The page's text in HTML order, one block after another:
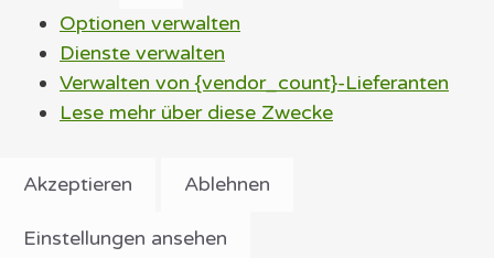
Optionen verwalten
Dienste verwalten
Verwalten von {vendor_count}-Lieferanten
Lese mehr über diese Zwecke
Akzeptieren Ablehnen
Einstellungen ansehen